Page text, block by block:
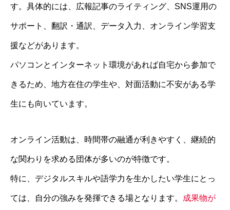
す。具体的には、広報記事のライティング、SNS運用の
サポート、翻訳・通訳、データ入力、オンライン学習支
援などがあります。
パソコンとインターネット環境があれば自宅から参加で
きるため、地方在住の学生や、対面活動に不安がある学
生にも向いています。
オンライン活動は、時間帯の融通が利きやすく、継続的
な関わりを求める団体が多いのが特徴です。
特に、デジタルスキルや語学力を生かしたい学生にとっ
ては、自分の強みを発揮できる場となります。 成果物が